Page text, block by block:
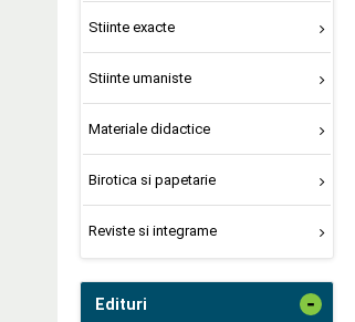
Stiinte exacte
Stiinte umaniste
Materiale didactice
Birotica si papetarie
Reviste si integrame
Edituri -